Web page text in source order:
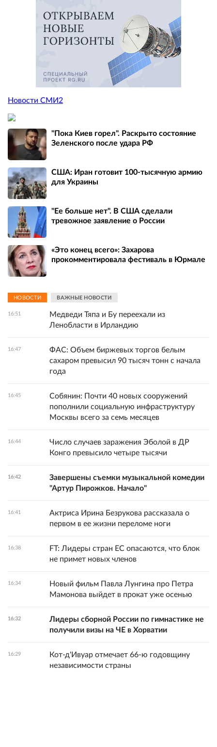
Новости СМИ2
"Пока Киев горел". Раскрыто состояние
Зеленского после удара РФ
США: Иран готовит 100-тысячную армию
для Украины
"Ее больше нет". В США сделали
тревожное заявление о России
«Это конец всего»: Захарова
прокомментировала фестиваль в Юрмале
НОВОСТИ ВАЖНЫЕ НОВОСТИ
16:51
Медведи Тяпа и Бу переехали из
Ленобласти в Ирландию
16:47
ФАС: Объем биржевых торгов белым
сахаром превысил 90 тысяч тонн с начала
года
16:45
Собянин: Почти 40 новых сооружений
пополнили социальную инфраструктуру
Москвы всего за семь месяцев
16:44
Число случаев заражения Эболой в ДР
Конго превысило четыре тысячи
16:42
Завершены съемки музыкальной комедии
"Артур Пирожков. Начало"
16:41
Актриса Ирина Безрукова рассказала о
первом в ее жизни переломе ноги
16:38
FT: Лидеры стран ЕС опасаются, что блок
не примет новых членов
16:34
Новый фильм Павла Лунгина про Петра
Мамонова выйдет в прокат уже осенью
16:32
Лидеры сборной России по гимнастике не
получили визы на ЧЕ в Хорватии
16:29
Кот-д'Ивуар отмечает 66-ю годовщину
независимости страны